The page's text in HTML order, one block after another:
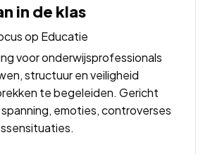
in de klas
op Educatie
voor onderwijsprofessionals
structuur en veiligheid
te begeleiden. Gericht
emoties, controverses